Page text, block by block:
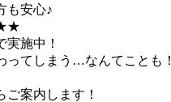
も安心♪
★★
施中！
ってしまう…なんてことも！
案内します！